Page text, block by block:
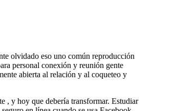
olvidado eso uno común reproducción
personal conexión y reunión gente
abierta al relación y al coqueteo y
, y hoy que debería transformar. Estudiar